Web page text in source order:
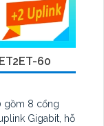
60
gồm 8 cổng
Gigabit, hỗ